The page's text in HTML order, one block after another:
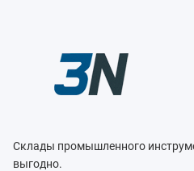
Склады промышленного
выгодно.